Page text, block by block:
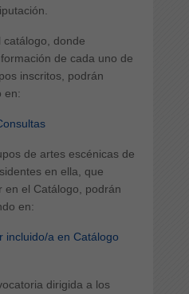
catálogo, donde
de cada uno de
inscritos, podrán
en:
de artes escénicas de
en ella, que
en el Catálogo, podrán
en:
incluido/a en Catálogo
dirigida a los